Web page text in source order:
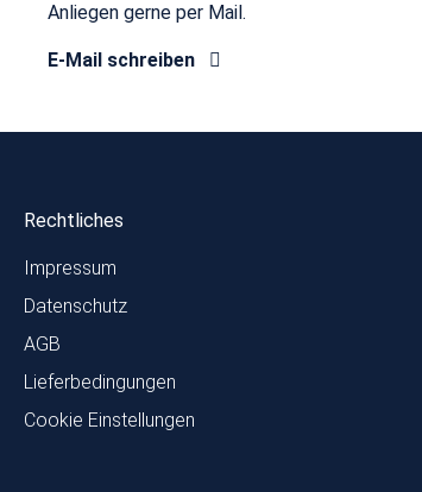
Anliegen gerne per Mail.
E-Mail schreiben
Rechtliches
Impressum
Datenschutz
AGB
Lieferbedingungen
Cookie Einstellungen